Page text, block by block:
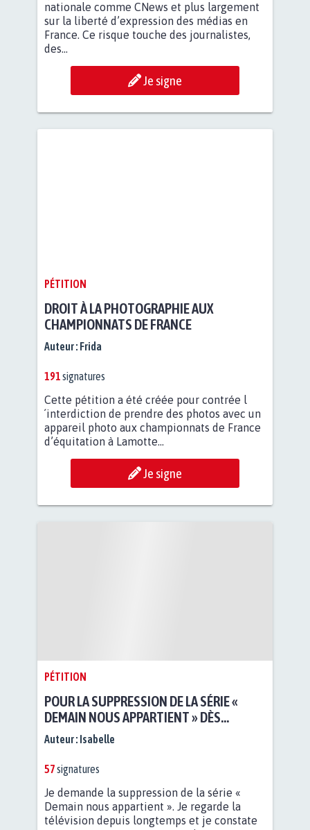
nationale comme CNews et plus largement
sur la liberté d’expression des médias en
France. Ce risque touche des journalistes,
des...
Je signe
PÉTITION
DROIT À LA PHOTOGRAPHIE AUX
CHAMPIONNATS DE FRANCE
Auteur : Frida
191signatures
Cette pétition a été créée pour contrée l
´interdiction de prendre des photos avec un
appareil photo aux championnats de France
d’équitation à Lamotte...
Je signe
PÉTITION
POUR LA SUPPRESSION DE LA SÉRIE «
DEMAIN NOUS APPARTIENT » DÈS
MAINTENANT
Auteur : Isabelle
57signatures
Je demande la suppression de la série «
Demain nous appartient ». Je regarde la
télévision depuis longtemps et je constate